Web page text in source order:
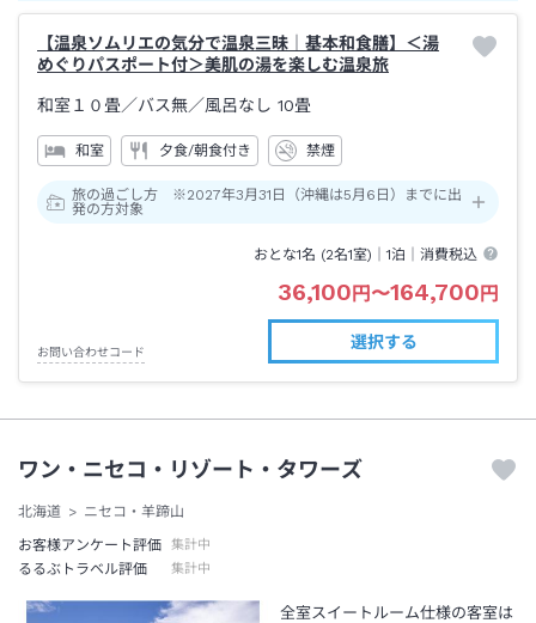
【温泉ソムリエの気分で温泉三昧｜基本和食膳】＜湯
めぐりパスポート付＞美肌の湯を楽しむ温泉旅
和室１０畳／バス無／風呂なし 10畳
和室 夕食/朝食付き 禁煙
旅の過ごし方 ※2027年3月31日（沖縄は5月6日）までに出
発の方対象
おとな1名 (2名1室)｜1泊 ｜消費税込
36,100 円 〜164,700 円
お問い合わせコード
選択する
ワン・ニセコ・リゾート・タワーズ
北海道
ニセコ・羊蹄山
お客様アンケート評価
集計中
るるぶトラベル評価 集計中
全室スイートルーム仕様の客室は